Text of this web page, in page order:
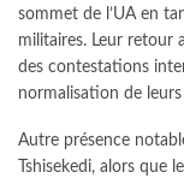
sommet de l’UA en
militaires. Leur retour
des contestations
normalisation de
Autre présence
Tshisekedi, alors que